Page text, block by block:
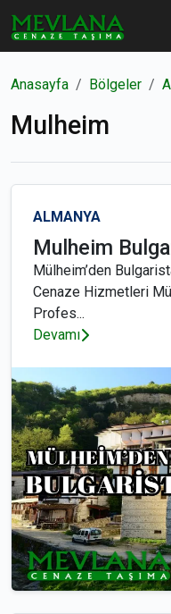
Anasayfa Bölgeler
Mulheim
ALMANYA
Mulheim
Mülheim’den
Cenaze Hizmetleri
Profes...
Devamı